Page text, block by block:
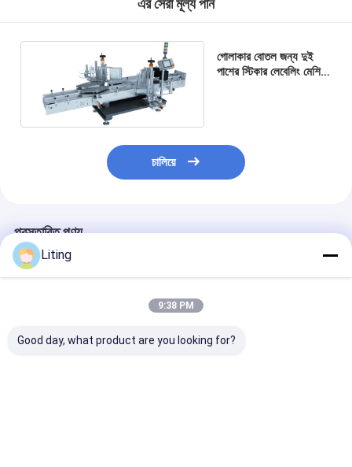
এর সেরা মূল্য পান
গোলাকার বোতল জন্য দুই
পাশের স্টিকার লেবেলিং মেশিন
চালিয়ে
প্রস্তাবিত পণ্য
Liting
9:38 PM
Good day, what product are you looking for?